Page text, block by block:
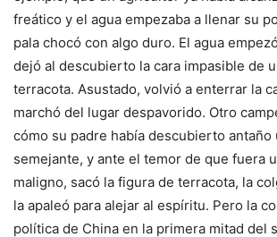
freático y el agua empezaba a llenar su
pala chocó con algo duro. El agua
dejó al descubierto la cara impasible de
terracota. Asustado, volvió a enterrar la
marchó del lugar despavorido. Otro
cómo su padre había descubierto antaño
semejante, y ante el temor de que fuera
maligno, sacó la figura de terracota, la
la apaleó para alejar al espíritu. Pero la
política de China en la primera mitad del